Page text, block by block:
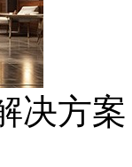
决方案